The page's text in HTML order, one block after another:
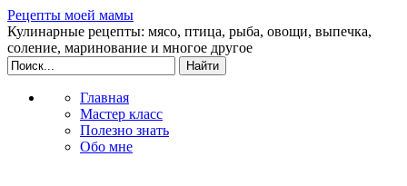
Рецепты моей мамы
Кулинарные рецепты: мясо, птица, рыба, овощи, выпечка,
соление, маринование и многое другое
Главная
Мастер класс
Полезно знать
Обо мне